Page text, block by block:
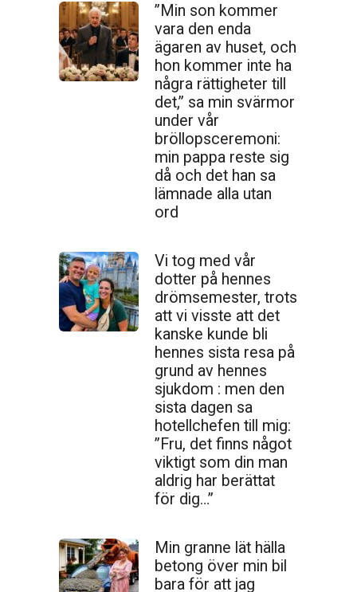
”Min son kommer
vara den enda
ägaren av huset, och
hon kommer inte ha
några rättigheter till
det,” sa min svärmor
under vår
bröllopsceremoni:
min pappa reste sig
då och det han sa
lämnade alla utan
ord
Vi tog med vår
dotter på hennes
drömsemester, trots
att vi visste att det
kanske kunde bli
hennes sista resa på
grund av hennes
sjukdom : men den
sista dagen sa
hotellchefen till mig:
”Fru, det finns något
viktigt som din man
aldrig har berättat
för dig…”
Min granne lät hälla
betong över min bil
bara för att jag